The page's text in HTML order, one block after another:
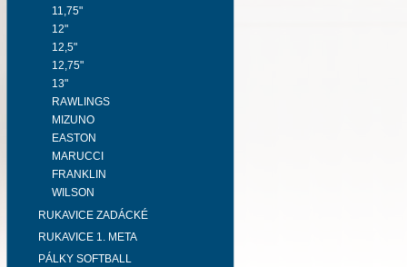
11,75"
12"
12,5"
12,75"
13"
RAWLINGS
MIZUNO
EASTON
MARUCCI
FRANKLIN
WILSON
RUKAVICE ZADÁCKÉ
RUKAVICE 1. META
PÁLKY SOFTBALL